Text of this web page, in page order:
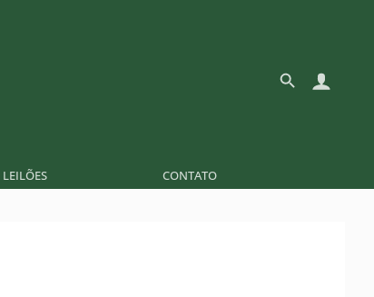
LEILÕES CONTATO